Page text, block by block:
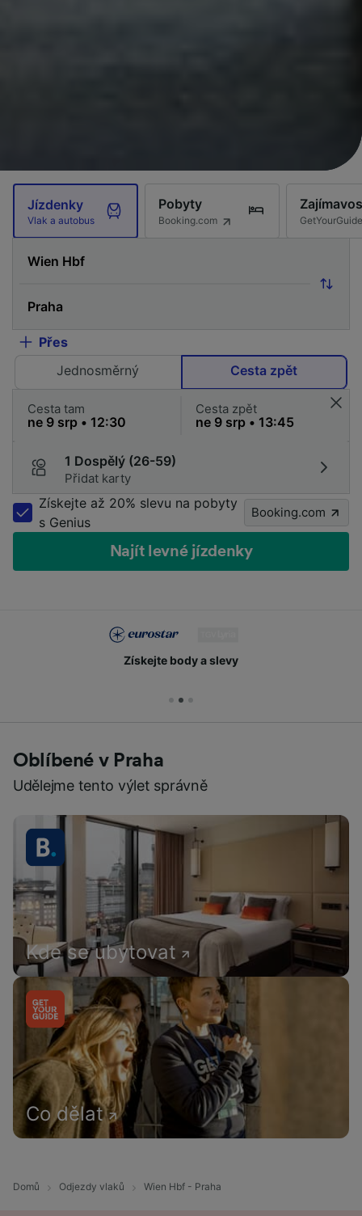
Jízdenky
Vlak a autobus
Pobyty
Booking.com GetYourGuide
Přes
Jednosměrný
Cesta zpět
Cesta tam Cesta zpět
1 Dospělý (26-59)
Přidat karty
Získejte až 20% slevu na pobyty
s Genius
Booking.com
Najít levné jízdenky
Získejte body a slevy
Oblíbené v Praha
Udělejme tento výlet správně
Kde se ubytovat
Co dělat
Domů Odjezdy vlaků Wien Hbf - Praha